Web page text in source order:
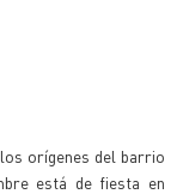
orígenes del barrio
está de fiesta en